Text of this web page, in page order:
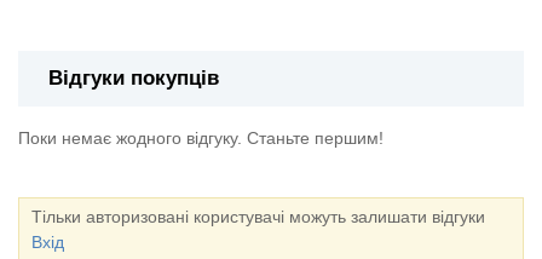
Відгуки покупців
Поки немає жодного відгуку. Станьте першим!
Тільки авторизовані користувачі можуть залишати відгуки
Вхід